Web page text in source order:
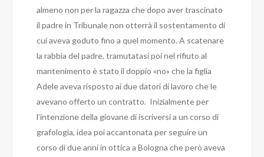
almeno non per la ragazza che dopo aver trascinato
il padre in Tribunale non otterrà il sostentamento di
cui aveva goduto fino a quel momento.A scatenare
la rabbia del padre, tramutatasi poi nel rifiuto al
mantenimento è stato il doppio «no» che la figlia
Adele aveva risposto ai due datori di lavoro che le
avevano offerto un contratto. Inizialmente per
l’intenzione della giovane di iscriversi a un corso di
grafologia, idea poi accantonata per seguire un
corso di due anni in ottica a Bologna che però aveva